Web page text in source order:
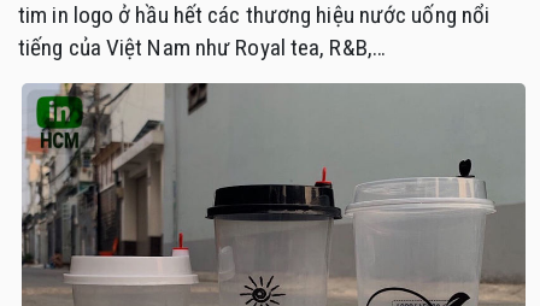
tim in logo ở hầu hết các thương hiệu nước uống nổi
tiếng của Việt Nam như Royal tea, R&B,…